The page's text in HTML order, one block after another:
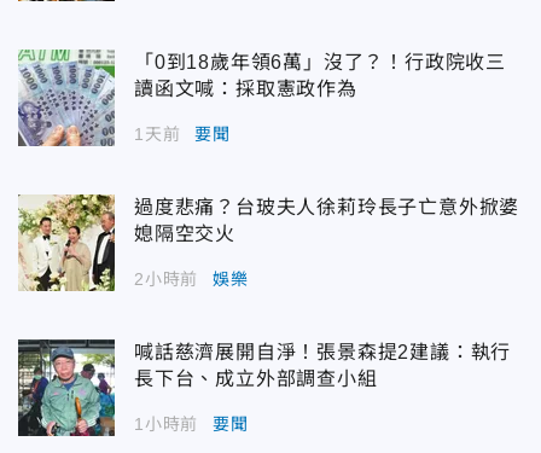
「0到18歲年領6萬」沒了？！行政院收三
讀函文喊：採取憲政作為
1天前 要聞
過度悲痛？台玻夫人徐莉玲長子亡意外掀婆
媳隔空交火
2小時前 娛樂
喊話慈濟展開自淨！張景森提2建議：執行
長下台、成立外部調查小組
1小時前 要聞